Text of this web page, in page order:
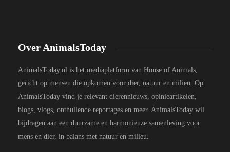
Over AnimalsToday
AnimalsToday.nl is het mediaplatform van House of Animals,
gericht op mensen die opkomen voor dier, natuur en milieu. Op
AnimalsToday vind je relevant dierennieuws, opinieartikelen,
blogs, vlogs, onthullende reportages en meer. AnimalsToday wil
bijdragen aan een duurzame en harmonieuze samenleving voor
mens en dier, in balans met natuur en milieu.